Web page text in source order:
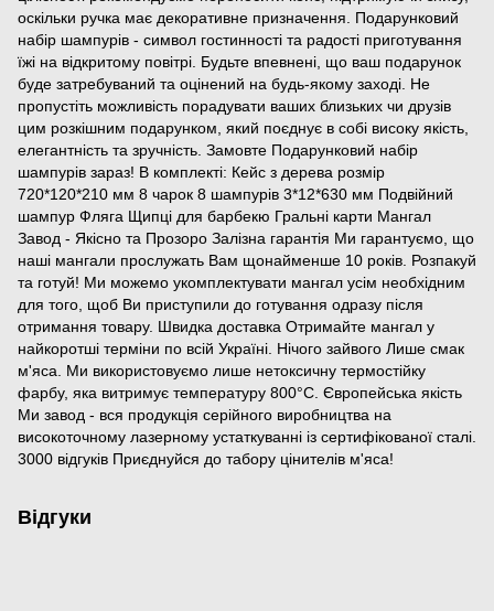
оскільки ручка має декоративне призначення. Подарунковий
набір шампурів - символ гостинності та радості приготування
їжі на відкритому повітрі. Будьте впевнені, що ваш подарунок
буде затребуваний та оцінений на будь-якому заході. Не
пропустіть можливість порадувати ваших близьких чи друзів
цим розкішним подарунком, який поєднує в собі високу якість,
елегантність та зручність. Замовте Подарунковий набір
шампурів зараз! В комплекті: Кейс з дерева розмір
720*120*210 мм 8 чарок 8 шампурів 3*12*630 мм Подвійний
шампур Фляга Щипці для барбекю Гральні карти Мангал
Завод - Якісно та Прозоро Залізна гарантія Ми гарантуємо, що
наші мангали прослужать Вам щонайменше 10 років. Розпакуй
та готуй! Ми можемо укомплектувати мангал усім необхідним
для того, щоб Ви приступили до готування одразу після
отримання товару. Швидка доставка Отримайте мангал у
найкоротші терміни по всій Україні. Нічого зайвого Лише смак
м'яса. Ми використовуємо лише нетоксичну термостійку
фарбу, яка витримує температуру 800°С. Європейська якість
Ми завод - вся продукція серійного виробництва на
високоточному лазерному устаткуванні із сертифікованої сталі.
3000 відгуків Приєднуйся до табору цінителів м'яса!
Відгуки